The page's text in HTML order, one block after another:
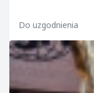
Do uzgodnienia